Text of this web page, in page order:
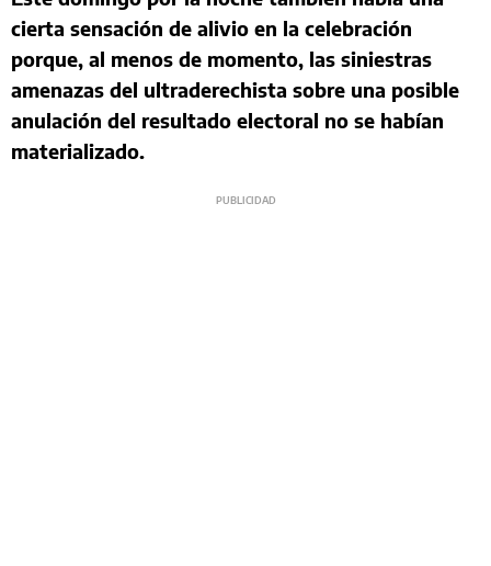
cierta sensación de alivio en la celebración
porque, al menos de momento, las siniestras
amenazas del ultraderechista sobre una posible
anulación del resultado electoral no se habían
materializado.